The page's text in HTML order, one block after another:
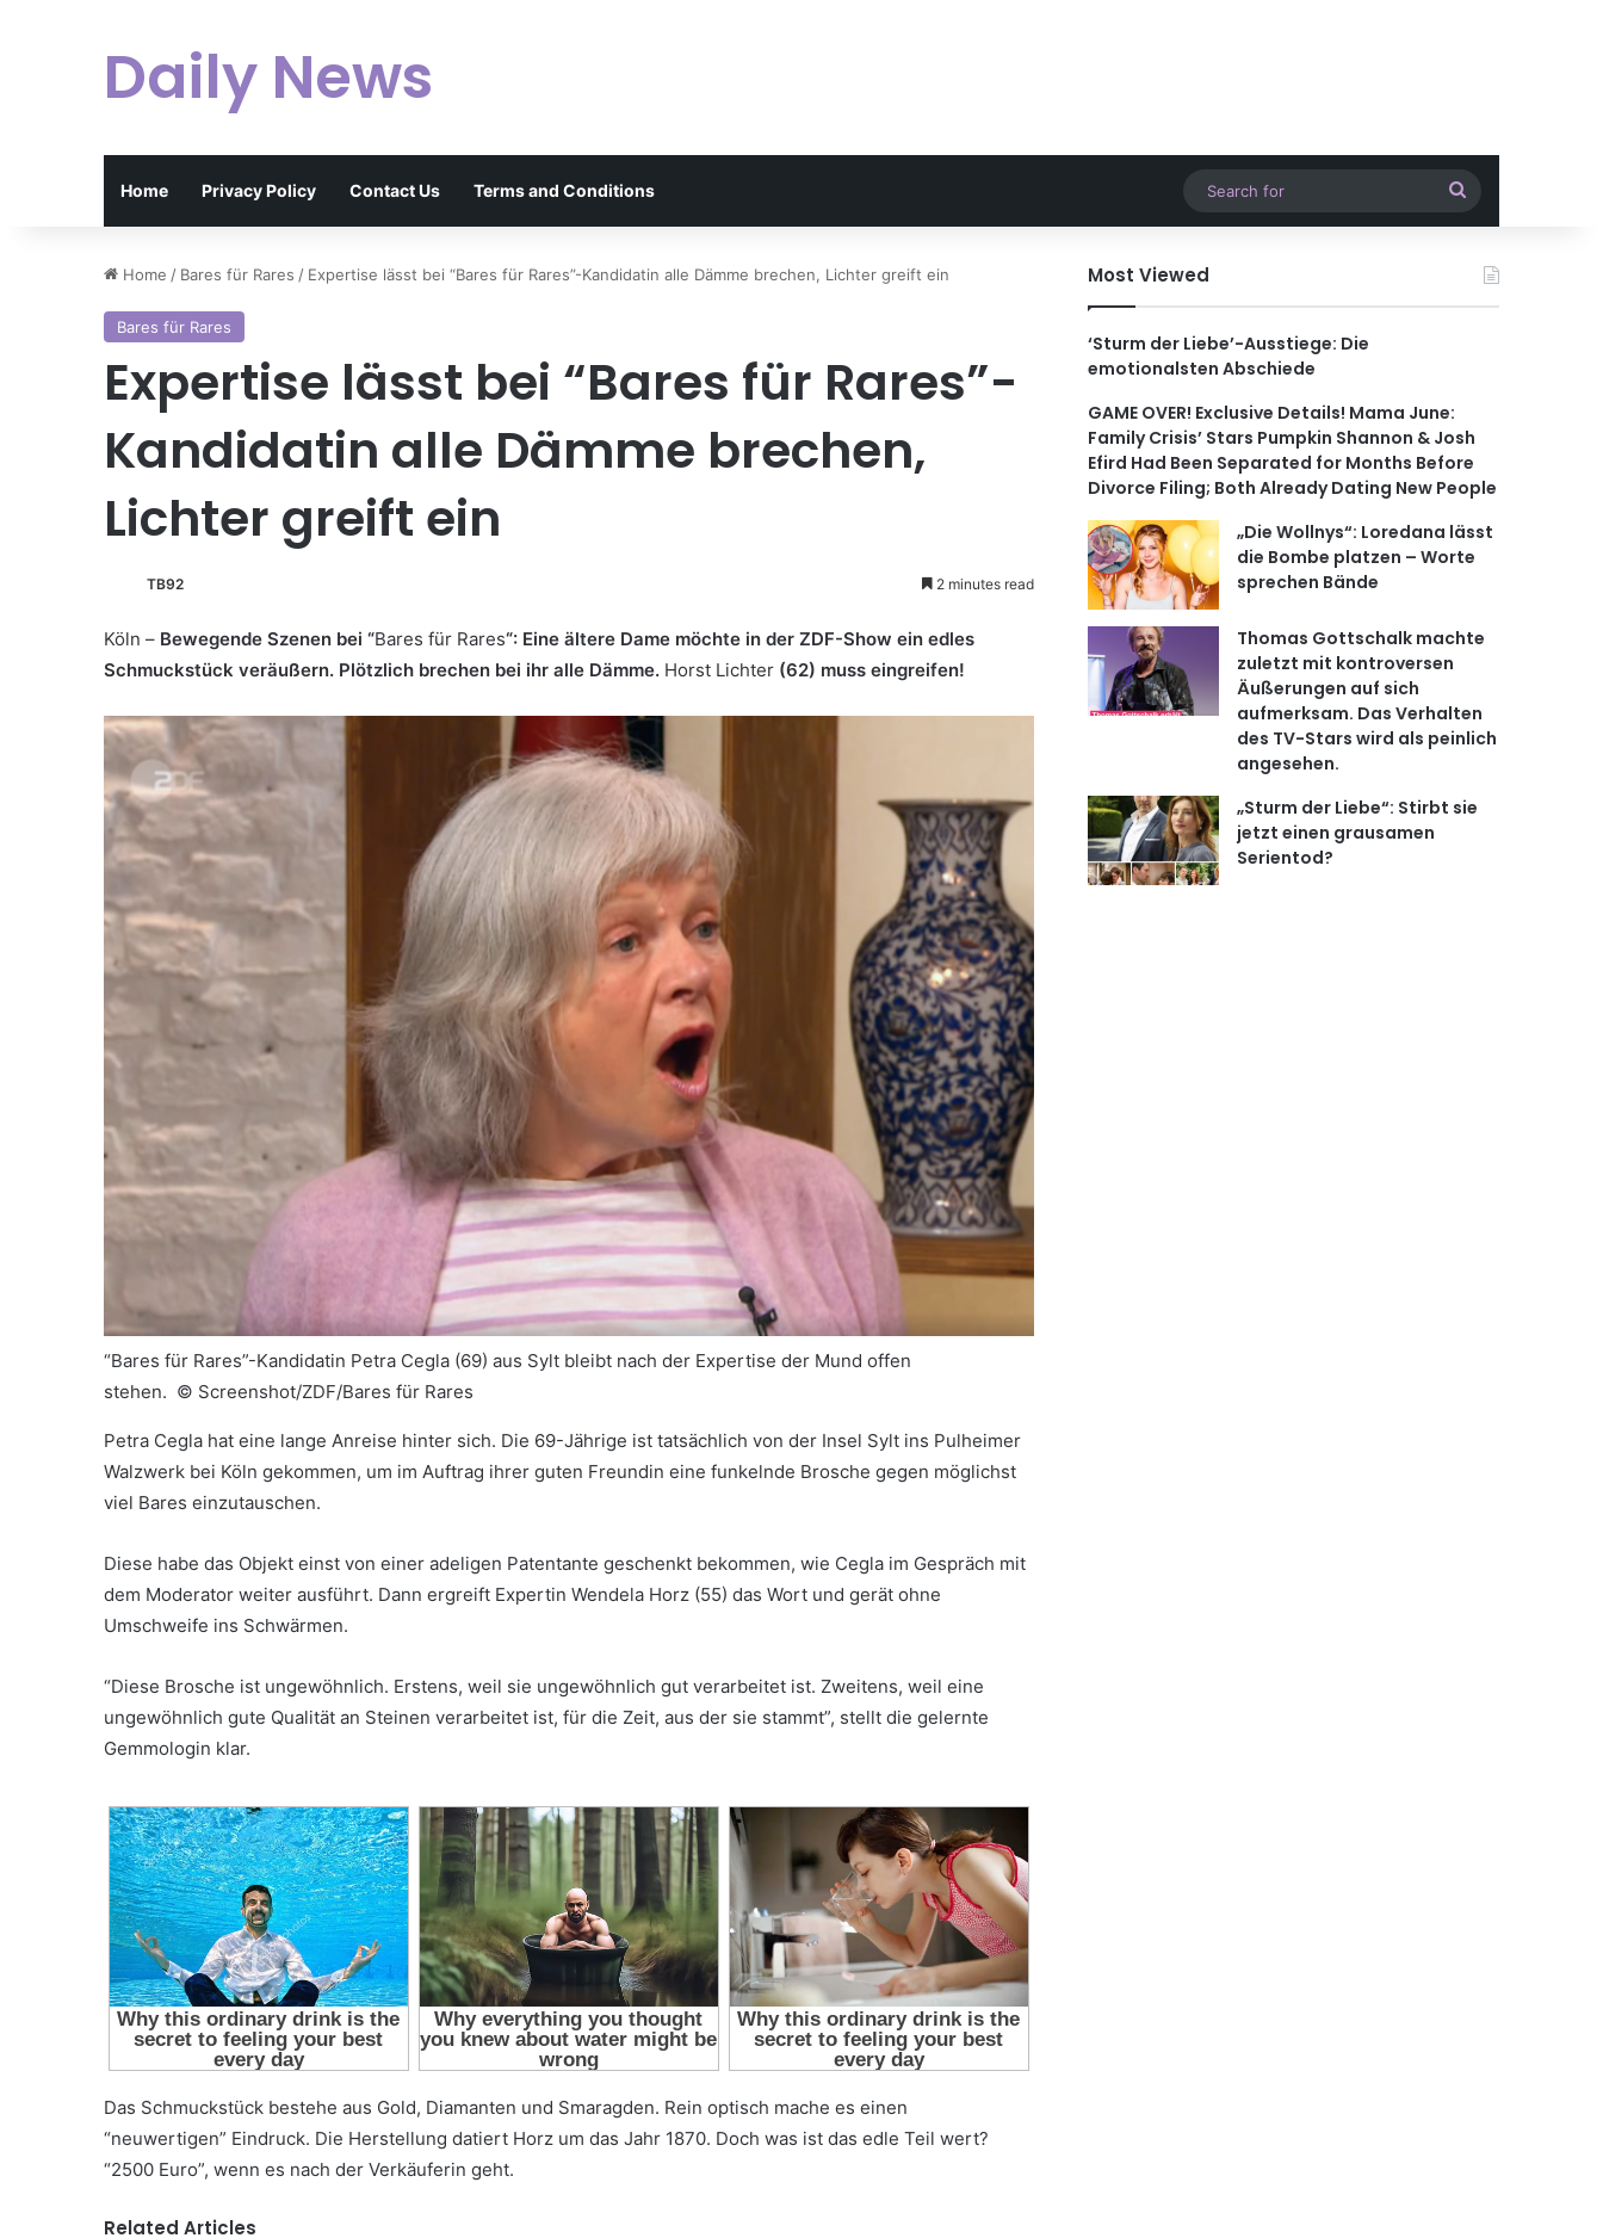
Daily News
Home Privacy Policy Contact Us Terms and Conditions
for
Home / Bares für Rares / Expertise lässt bei “Bares für Rares”-Kandidatin alle Dämme brechen, Lichter greift ein
Bares für Rares
Expertise lässt bei “Bares für Rares”-
Kandidatin alle Dämme brechen,
Lichter greift ein
TB92 2 minutes read
Köln – Bewegende Szenen bei “Bares für Rares“: Eine ältere Dame möchte in der ZDF-Show ein edles
Schmuckstück veräußern. Plötzlich brechen bei ihr alle Dämme. Horst Lichter (62) muss eingreifen!
“Bares für Rares”-Kandidatin Petra Cegla (69) aus Sylt bleibt nach der Expertise der Mund offen
stehen. © Screenshot/ZDF/Bares für Rares
Petra Cegla hat eine lange Anreise hinter sich. Die 69-Jährige ist tatsächlich von der Insel Sylt ins Pulheimer
Walzwerk bei Köln gekommen, um im Auftrag ihrer guten Freundin eine funkelnde Brosche gegen möglichst
viel Bares einzutauschen.
Diese habe das Objekt einst von einer adeligen Patentante geschenkt bekommen, wie Cegla im Gespräch mit
dem Moderator weiter ausführt. Dann ergreift Expertin Wendela Horz (55) das Wort und gerät ohne
Umschweife ins Schwärmen.
“Diese Brosche ist ungewöhnlich. Erstens, weil sie ungewöhnlich gut verarbeitet ist. Zweitens, weil eine
ungewöhnlich gute Qualität an Steinen verarbeitet ist, für die Zeit, aus der sie stammt”, stellt die gelernte
Gemmologin klar.
Das Schmuckstück bestehe aus Gold, Diamanten und Smaragden. Rein optisch mache es einen
“neuwertigen” Eindruck. Die Herstellung datiert Horz um das Jahr 1870. Doch was ist das edle Teil wert?
“2500 Euro”, wenn es nach der Verkäuferin geht.
Related Articles
Most Viewed
‘Sturm der Liebe’-Ausstiege: Die
emotionalsten Abschiede
GAME OVER! Exclusive Details! Mama June:
Family Crisis’ Stars Pumpkin Shannon & Josh
Efird Had Been Separated for Months Before
Divorce Filing; Both Already Dating New People
„Die Wollnys“: Loredana lässt
die Bombe platzen – Worte
sprechen Bände
Thomas Gottschalk machte
zuletzt mit kontroversen
Äußerungen auf sich
aufmerksam. Das Verhalten
des TV-Stars wird als peinlich
angesehen.
„Sturm der Liebe“: Stirbt sie
jetzt einen grausamen
Serientod?